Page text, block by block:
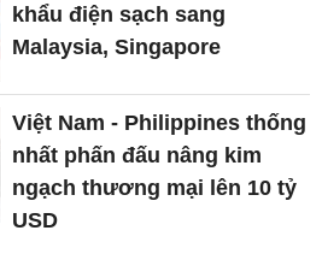
khẩu điện sạch sang
Malaysia, Singapore
Việt Nam - Philippines thống
nhất phấn đấu nâng kim
ngạch thương mại lên 10 tỷ
USD